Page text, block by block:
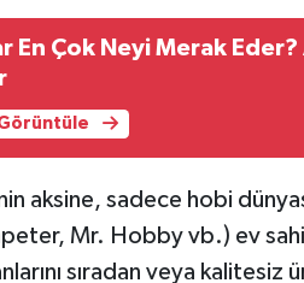
En Çok Neyi Merak
aksine, sadece hobi
Mr. Hobby vb.) ev
sıradan veya kalitesiz